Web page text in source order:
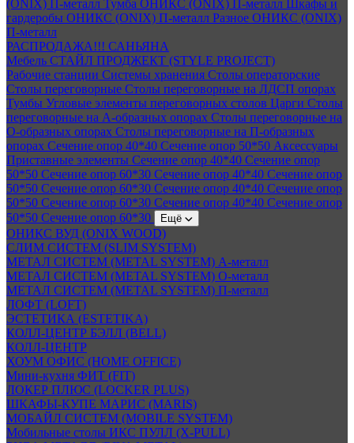
(ONIX) П-металл Тумба ОНИКС (ONIX) П-металл Шкафы и
гардеробы ОНИКС (ONIX) П-металл Разное ОНИКС (ONIX)
П-металл
РАСПРОДАЖА!!! САНЬЯНА
Мебель СТАЙЛ ПРОДЖЕКТ (STYLE PROJECT)
Рабочие станции Системы хранения Столы операторские
Столы переговорные Столы переговорные на ЛДСП опорах
Тумбы Угловые элементы переговорных столов Царги Столы
переговорные на А-образных опорах Столы переговорные на
О-образных опорах Столы переговорные на П-образных
опорах Сечение опор 40*40 Сечение опор 50*50 Аксессуары
Приставные элементы Сечение опор 40*40 Сечение опор
50*50 Сечение опор 60*30 Сечение опор 40*40 Сечение опор
50*50 Сечение опор 60*30 Сечение опор 40*40 Сечение опор
50*50 Сечение опор 60*30 Сечение опор 40*40 Сечение опор
50*50 Сечение опор 60*30 Ещё
ОНИКС ВУД (ONIX WOOD)
СЛИМ СИСТЕМ (SLIM SYSTEM)
МЕТАЛ СИСТЕМ (METAL SYSTEM) А-металл
МЕТАЛ СИСТЕМ (METAL SYSTEM) О-металл
МЕТАЛ СИСТЕМ (METAL SYSTEM) П-металл
ЛОФТ (LOFT)
ЭСТЕТИКА (ESTETIKA)
КОЛЛ-ЦЕНТР БЭЛЛ (BELL)
КОЛЛ-ЦЕНТР
ХОУМ ОФИС (HOME OFFICE)
Мини-кухня ФИТ (FIT)
ЛОКЕР ПЛЮС (LOCKER PLUS)
ШКАФЫ-КУПЕ МАРИС (MARIS)
МОБАЙЛ СИСТЕМ (MOBILE SYSTEM)
Мобильные столы ИКС ПУЛЛ (X-PULL)